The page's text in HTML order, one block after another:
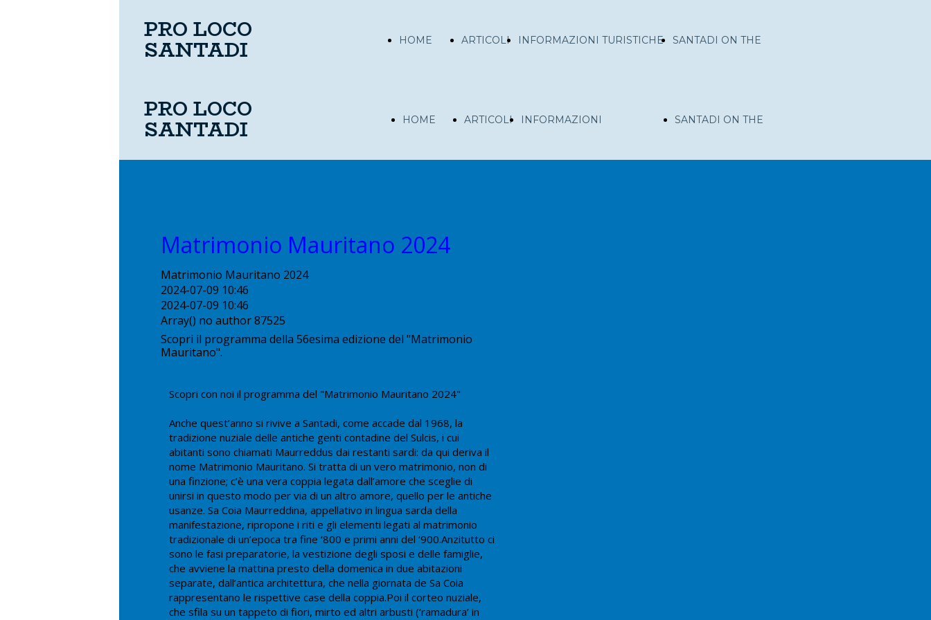
HOME ARTICOLI INFORMAZIONI TURISTICHE SANTADI ON THE
PRO LOCO
SANTADI
HOME ARTICOLI INFORMAZIONI SANTADI ON THE
PRO LOCO
SANTADI
Matrimonio Mauritano 2024
Matrimonio Mauritano 2024
2024-07-09 10:46
2024-07-09 10:46
Array() no author 87525
Scopri il programma della 56esima edizione del "Matrimonio
Mauritano".
Scopri con noi il programma del "Matrimonio Mauritano 2024"
Anche quest’anno si rivive a Santadi, come accade dal 1968, la
tradizione nuziale delle antiche genti contadine del Sulcis, i cui
abitanti sono chiamati Maurreddus dai restanti sardi: da qui deriva il
nome Matrimonio Mauritano. Si tratta di un vero matrimonio, non di
una finzione; c’è una vera coppia legata dall’amore che sceglie di
unirsi in questo modo per via di un altro amore, quello per le antiche
usanze. Sa Coia Maurreddina, appellativo in lingua sarda della
manifestazione, ripropone i riti e gli elementi legati al matrimonio
tradizionale di un’epoca tra fine ‘800 e primi anni del ‘900.Anzitutto ci
sono le fasi preparatorie, la vestizione degli sposi e delle famiglie,
che avviene la mattina presto della domenica in due abitazioni
separate, dall’antica architettura, che nella giornata de Sa Coia
rappresentano le rispettive case della coppia.Poi il corteo nuziale,
che sfila su un tappeto di fiori, mirto ed altri arbusti (‘ramadura’ in